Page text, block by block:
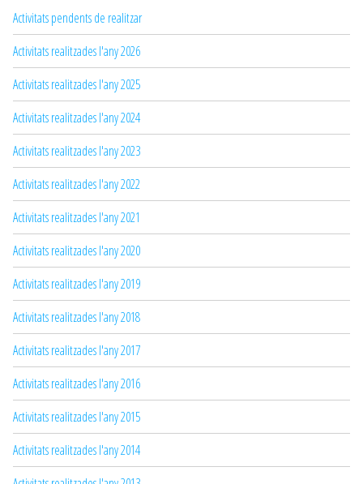
Activitats pendents de realitzar
Activitats realitzades l'any 2026
Activitats realitzades l'any 2025
Activitats realitzades l'any 2024
Activitats realitzades l'any 2023
Activitats realitzades l'any 2022
Activitats realitzades l'any 2021
Activitats realitzades l'any 2020
Activitats realitzades l'any 2019
Activitats realitzades l'any 2018
Activitats realitzades l'any 2017
Activitats realitzades l'any 2016
Activitats realitzades l'any 2015
Activitats realitzades l'any 2014